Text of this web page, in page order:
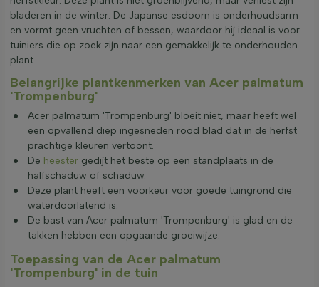
bladeren in de winter. De Japanse esdoorn is onderhoudsarm
en vormt geen vruchten of bessen, waardoor hij ideaal is voor
tuiniers die op zoek zijn naar een gemakkelijk te onderhouden
plant.
Belangrijke plantkenmerken van Acer palmatum
'Trompenburg'
Acer palmatum 'Trompenburg' bloeit niet, maar heeft wel
een opvallend diep ingesneden rood blad dat in de herfst
prachtige kleuren vertoont.
De heester gedijt het beste op een standplaats in de
halfschaduw of schaduw.
Deze plant heeft een voorkeur voor goede tuingrond die
waterdoorlatend is.
De bast van Acer palmatum 'Trompenburg' is glad en de
takken hebben een opgaande groeiwijze.
Toepassing van de Acer palmatum
'Trompenburg' in de tuin